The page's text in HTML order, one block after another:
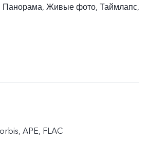
Панорама, Живые фото, Таймлапс,
APE, FLAC